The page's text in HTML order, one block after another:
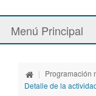
Menú Principal
Espacios
| Programación
Detalle de la